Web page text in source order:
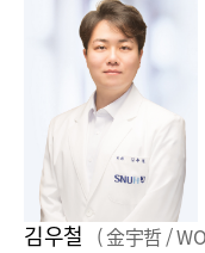
김우철 ( 金宇哲 /